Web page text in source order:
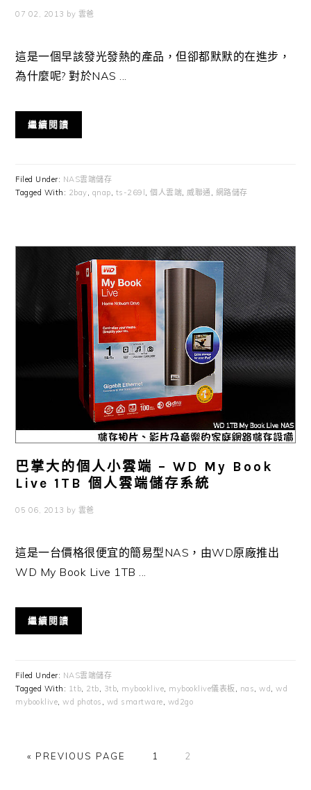
07 02, 2013 by 雲爸
這是一個早該發光發熱的產品，但卻都默默的在進步，
為什麼呢? 對於NAS ...
繼續閱讀
Filed Under: NAS雲端儲存
Tagged With: 2bay qnap ts-269l ,個人雲端 威聯通 網路儲存
巴掌大的個人小雲端 – WD My Book
Live 1TB 個人雲端儲存系統
05 06, 2013 by 雲爸
這是一台價格很便宜的簡易型NAS，由WD原廠推出
WD My Book Live 1TB ...
繼續閱讀
Filed Under: NAS雲端儲存
Tagged With: 1tb, 2tb, 3tb, mybooklive, mybooklive儀表板 , nas,wd ,wd
mybooklive,wd photos , wd smartware, wd2go
« GO
PREVIOUS PAGE
GO
1
GO
2